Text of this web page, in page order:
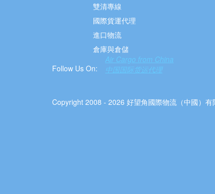
雙清專線
國際貨運代理
進口物流
倉庫與倉儲
Follow Us On:
Air Cargo from China
中国国际货运代理
Copyright 2008 - 2026 好望角國際物流（中國）